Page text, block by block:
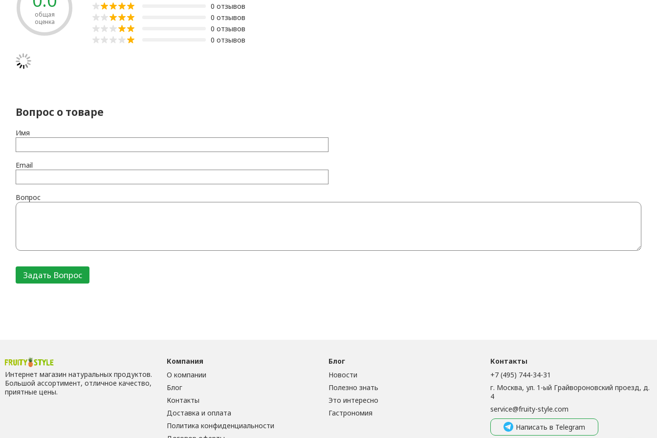
общая
оценка
0 отзывов
0 отзывов
0 отзывов
0 отзывов
Вопрос о товаре
Имя
Email
Вопрос
Интернет магазин натуральных продуктов.
Большой ассортимент, отличное качество,
приятные цены.
Компания
О компании
Блог
Контакты
Доставка и оплата
Политика конфиденциальности
Блог
Новости
Полезно знать
Это интересно
Гастрономия
Контакты
+7 (495) 744-34-31
г. Москва, ул. 1-ый Грайвороновский проезд, д.
4
service@fruity-style.com
Написать в Telegram